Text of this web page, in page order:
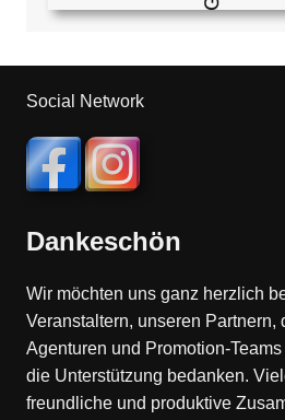
Social Network
Dankeschön
Wir möchten uns ganz herzlich
Veranstaltern, unseren Partnern,
Agenturen und Promotion-
die Unterstützung bedanken.
freundliche und produktive